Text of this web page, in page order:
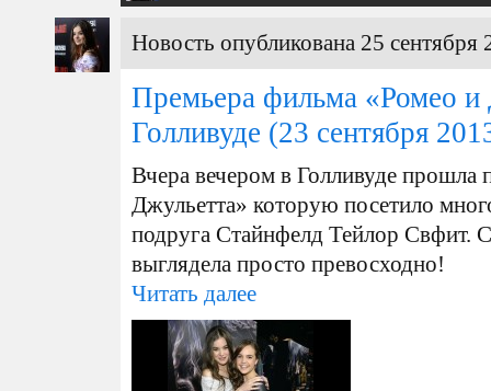
Новость опубликована 25 сентября
Премьера фильма «Ромео и
Голливуде (23 сентября
Вчера вечером в Голливуде прошла
Джульетта» которую посетило
подруга Стайнфелд Тейлор Свфит.
выглядела просто превосходно!
Читать далее